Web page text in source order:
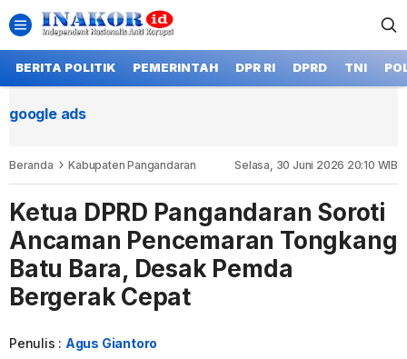
BERITA POLITIK PEMERINTAH DPR RI DPRD TNI
google ads
Beranda Kabupaten Pangandaran Selasa, 30 Juni 2026 20:10 WIB
Ketua DPRD Pangandaran Soroti
Ancaman Pencemaran Tongkang
Batu Bara, Desak Pemda
Bergerak Cepat
Penulis : Agus Giantoro